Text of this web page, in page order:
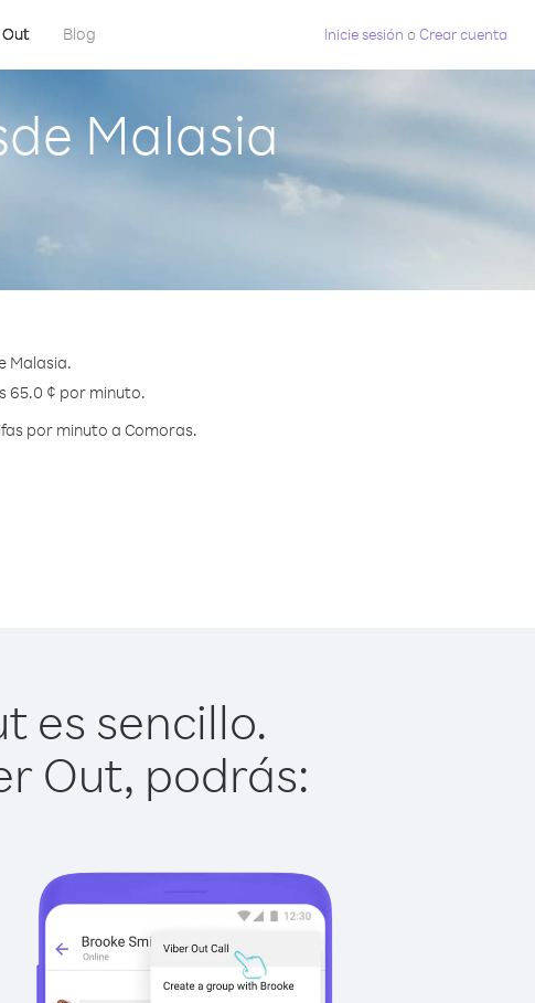
Blog Inicie sesión oCrear cuenta
Malasia
Malasia.
65.0 ¢ por minuto.
por minuto a Comoras.
es sencillo.
Out, podrás: